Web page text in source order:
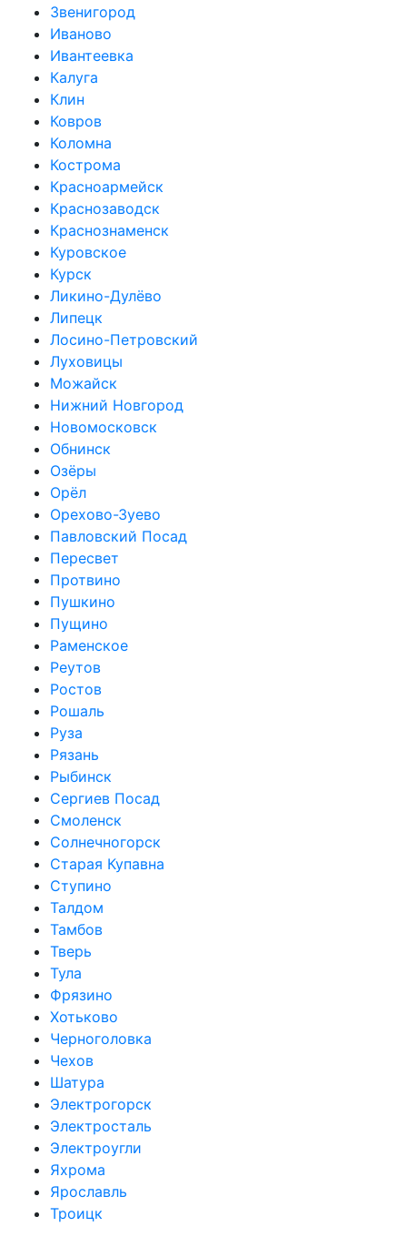
Звенигород
Иваново
Ивантеевка
Калуга
Клин
Ковров
Коломна
Кострома
Красноармейск
Краснозаводск
Краснознаменск
Куровское
Курск
Ликино-Дулёво
Липецк
Лосино-Петровский
Луховицы
Можайск
Нижний Новгород
Новомосковск
Обнинск
Озёры
Орёл
Орехово-Зуево
Павловский Посад
Пересвет
Протвино
Пушкино
Пущино
Раменское
Реутов
Ростов
Рошаль
Руза
Рязань
Рыбинск
Сергиев Посад
Смоленск
Солнечногорск
Старая Купавна
Ступино
Талдом
Тамбов
Тверь
Тула
Фрязино
Хотьково
Черноголовка
Чехов
Шатура
Электрогорск
Электросталь
Электроугли
Яхрома
Ярославль
Троицк